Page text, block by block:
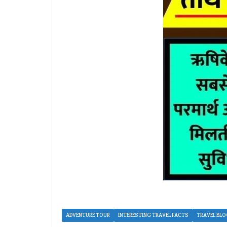
ADVENTURE TOUR INTERESTING TRAVEL FACTS TRAVEL